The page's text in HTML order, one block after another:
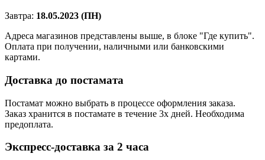
Завтра: 18.05.2023 (ПН)
Адреса магазинов представлены выше, в блоке "Где купить".
Оплата при получении, наличными или банковскими
картами.
Доставка до постамата
Постамат можно выбрать в процессе оформления заказа.
Заказ хранится в постамате в течение 3х дней. Необходима
предоплата.
Экспресс-доставка за 2 часa